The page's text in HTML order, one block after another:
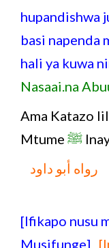
hupandishwa
basi napenda
hali ya kuwa
Nasaai.na
Ama Katazo
Mtume ﷺ
رواه أبو داود
[Ifikapo nusu
Musifunge]